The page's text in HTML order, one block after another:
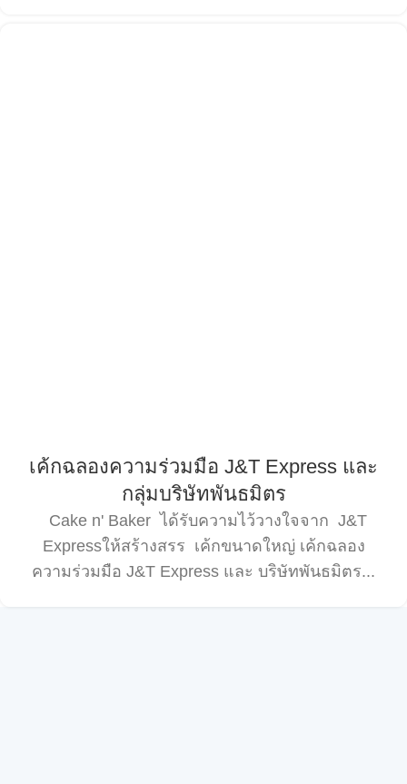
เค้กฉลองความร่วมมือ J&T Express และ
กลุ่มบริษัทพันธมิตร
Cake n' Baker ได้รับความไว้วางใจจาก J&T
Expressให้สร้างสรร เค้กขนาดใหญ่ เค้กฉลอง
ความร่วมมือ J&T Express และ บริษัทพันธมิตร...